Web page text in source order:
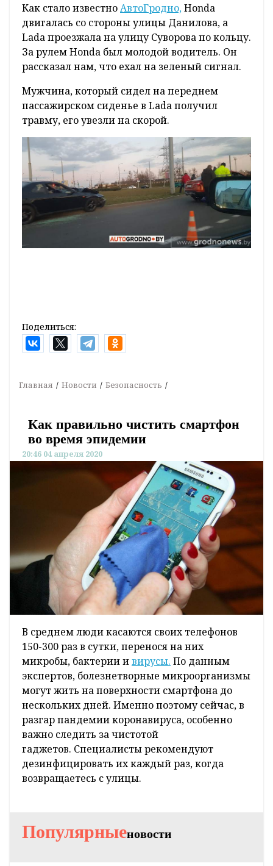
Как стало известноАвтоГродно,Honda
двигалась со стороны улицы Данилова, а
Lada проезжала на улицу Суворова по кольцу.
За рулем Honda был молодой водитель. Он
рассказал нам, что ехал на зеленый сигнал.
Мужчина, который сидел на переднем
пассажирском сиденье в Lada получил
травму, его увезли на скорой.
Поделиться:
Главная Новости Безопасность
Как правильно чистить смартфон
во время эпидемии
20:46 04 апреля 2020
В среднем люди касаются своих телефонов
150-300 раз в сутки, перенося на них
микробы, бактерии ивирусы. По данным
экспертов, болезнетворные микроорганизмы
могут жить на поверхности смартфона до
нескольких дней. Именно поэтому сейчас, в
разгар пандемии коронавируса, особенно
важно следить за чистотой
гаджетов. Специалисты рекомендуют
дезинфицировать их каждый раз, когда
возвращаетесь с улицы.
Популярныеновости